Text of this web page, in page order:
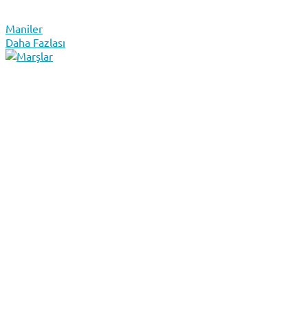
Maniler
Daha Fazlası